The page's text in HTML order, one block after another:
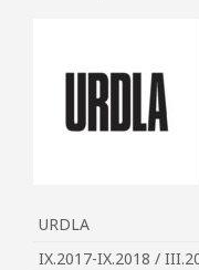
URDLA
IX.2017-IX.2018 /